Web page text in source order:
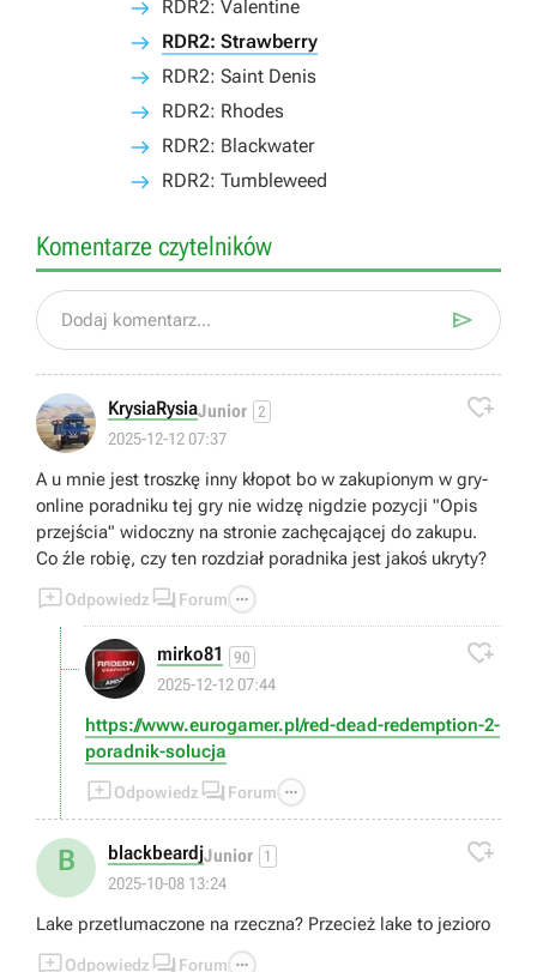
RDR2: Valentine
RDR2: Strawberry
RDR2: Saint Denis
RDR2: Rhodes
RDR2: Blackwater
RDR2: Tumbleweed
Komentarze czytelników
Dodaj komentarz... 
KrysiaRysiaJunior 2
2025-12-12 07:37

A u mnie jest troszkę inny kłopot bo w zakupionym w gry-
online poradniku tej gry nie widzę nigdzie pozycji "Opis
przejścia" widoczny na stronie zachęcającej do zakupu.
Co źle robię, czy ten rozdział poradnika jest jakoś ukryty?
Odpowiedz  Forum 
mirko81 90
2025-12-12 07:44

https://www.eurogamer.pl/red-dead-redemption-2-
poradnik-solucja
Odpowiedz  Forum 
B blackbeardjJunior 1
2025-10-08 13:24

Lake przetlumaczone na rzeczna? Przecież lake to jezioro
Odpowiedz  Forum 